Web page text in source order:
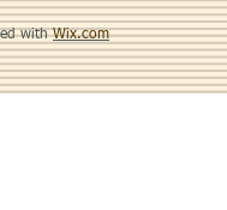
withWix.com